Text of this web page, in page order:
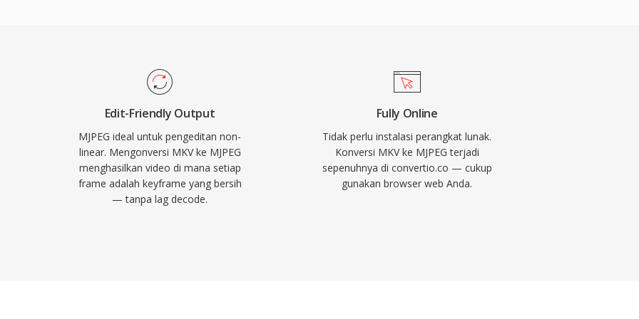
dan visi mesin industri,
pemrosesan rendah
yang lebih tinggi
ini mencapai
mempertahankan
rate yang jauh lebih
untuk kualitas setara.
menjadikannya
Edit-Friendly Output
MJPEG ideal untuk pengeditan non-
linear. Mengonversi MKV ke MJPEG
menghasilkan video di mana setiap
frame adalah keyframe yang bersih
— tanpa lag decode.
Fully Online
Tidak perlu instalasi perangkat lunak.
Konversi MKV ke MJPEG terjadi
sepenuhnya di convertio.co — cukup
gunakan browser web Anda.